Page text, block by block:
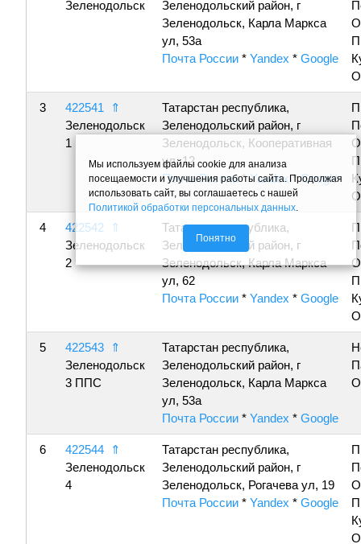
Зеленодольск
Зеленодольский район, г
Зеленодольск, Карла Маркса
ул, 53а
Почта России * Yandex * Google
3 422541
⇑
Зеленодольск
1
Татарстан республика,
Зеленодольский район, г
Зеленодольск, Кооперативная
ул, 12
Почта России*Yandex*Google
4 422542
⇑
Зеленодольск
2
Татарстан республика,
Зеленодольский район, г
Зеленодольск, Карла Маркса
ул, 62
Почта России * Yandex * Google
5 422543
⇑
Зеленодольск
3 ППС
Татарстан республика,
Зеленодольский район, г
Зеленодольск, Карла Маркса
ул, 53а
Почта России * Yandex * Google
6 422544
⇑
Зеленодольск
4
Татарстан республика,
Зеленодольский район, г
Зеленодольск, Рогачева ул, 19
Почта России * Yandex * Google
Мы используем файлы cookie для анализа
посещаемости и улучшения работы сайта. Продолжая
использовать сайт, вы соглашаетесь с нашей
Политикой обработки персональных данных
Понятно